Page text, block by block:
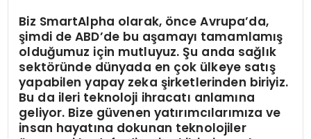
Biz SmartAlpha olarak, önce Avrupa’da,
şimdi de ABD’de bu aşamayı tamamlamış
olduğumuz için mutluyuz. Şu anda sağlık
sektöründe dünyada en çok ülkeye satış
yapabilen yapay zeka şirketlerinden biriyiz.
Bu da ileri teknoloji ihracatı anlamına
geliyor. Bize güvenen yatırımcılarımıza ve
insan hayatına dokunan teknolojiler